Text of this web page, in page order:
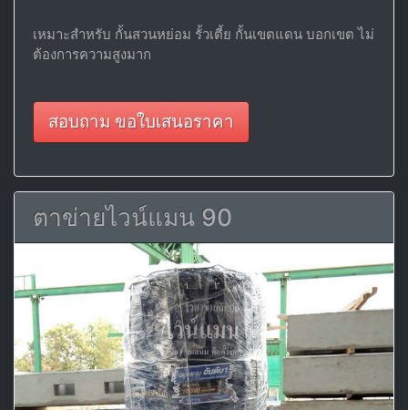
เหมาะสำหรับ กั้นสวนหย่อม รั้วเตี้ย กั้นเขตแดน บอกเขต ไม่
ต้องการความสูงมาก
สอบถาม ขอใบเสนอราคา
ตาข่ายไวน์แมน 90